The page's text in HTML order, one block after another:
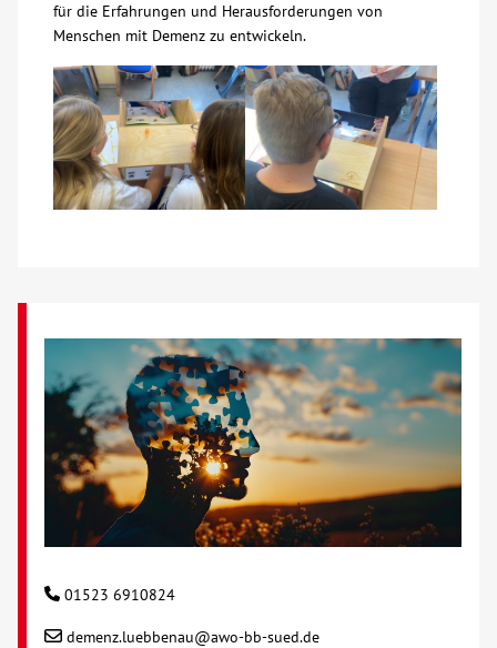
Karriere
Ausbildung
Glossar
AWO BB Süd
für die Erfahrungen und Herausforderungen von
Menschen mit Demenz zu entwickeln.
01523 6910824
demenz.luebbenau@awo-bb-sued.de